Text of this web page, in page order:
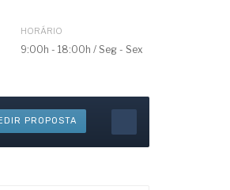
HORÁRIO
9:00h - 18:00h / Seg - Sex
PROPOSTA